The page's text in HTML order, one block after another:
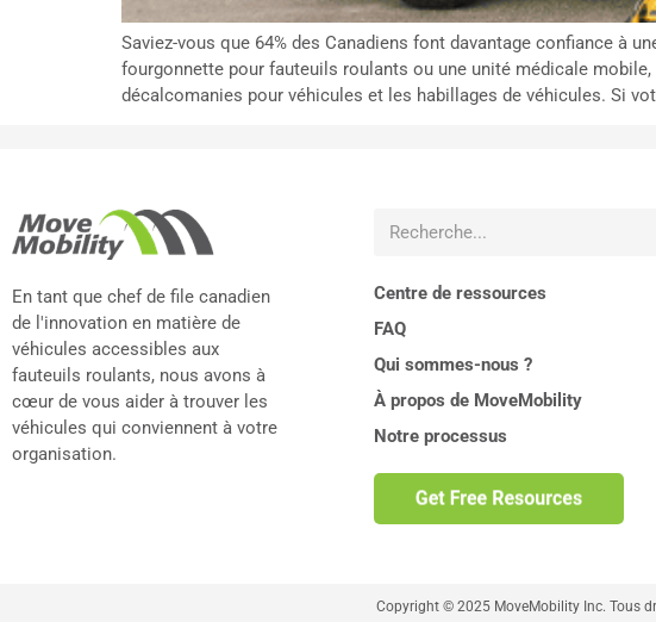
Saviez-vous que 64% des Canadiens font davantage confiance à
fourgonnette pour fauteuils roulants ou une unité médicale
décalcomanies pour véhicules et les habillages de véhicules. Si
En tant que chef de file canadien
de l'innovation en matière de
véhicules accessibles aux
fauteuils roulants, nous avons à
cœur de vous aider à trouver les
véhicules qui conviennent à votre
organisation.
Centre de ressources
FAQ
Qui sommes-nous ?
À propos de MoveMobility
Notre processus
Copyright © 2025 MoveMobility Inc. Tous